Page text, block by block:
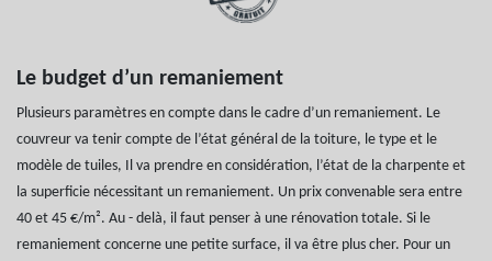
Le budget d’un remaniement
Plusieurs paramètres en compte dans le cadre d’un remaniement. Le
couvreur va tenir compte de l’état général de la toiture, le type et le
modèle de tuiles, Il va prendre en considération, l’état de la charpente et
la superficie nécessitant un remaniement. Un prix convenable sera entre
40 et 45 €/m². Au - delà, il faut penser à une rénovation totale. Si le
remaniement concerne une petite surface, il va être plus cher. Pour un